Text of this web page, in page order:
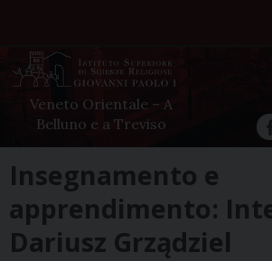
Veneto Orientale – A
Belluno e a Treviso
content
Insegnamento e
apprendimento:
Dariusz Grządziel